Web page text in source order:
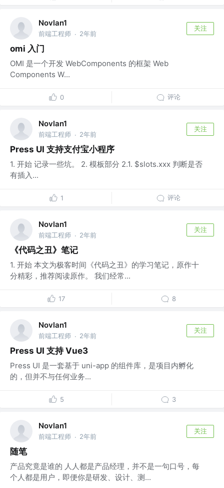
Novlan1
前端工程师 · 2年前
关注
omi 入门
OMI 是一个开发 WebComponents 的框架 Web
Components W...
0 评论
Novlan1
前端工程师 · 2年前
关注
Press UI 支持支付宝小程序
1. 开始 记录一些坑。 2. 模板部分 2.1. $slots.xxx 判断是否
有插入...
1 评论
Novlan1
前端工程师 · 2年前
关注
《代码之丑》笔记
1. 开始 本文为极客时间《代码之丑》的学习笔记，原作十
分精彩，推荐阅读原作。 我们经常...
17 8
Novlan1
前端工程师 · 2年前
关注
Press UI 支持 Vue3
Press UI 是一套基于 uni-app 的组件库，是项目内孵化
的，但并不与任何业务...
5 3
Novlan1
前端工程师 · 2年前
关注
随笔
产品究竟是谁的 人人都是产品经理，并不是一句口号，每
个人都是用户，即便你是研发、设计、测...